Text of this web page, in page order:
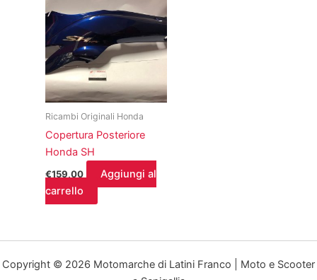
Ricambi Originali Honda
Copertura Posteriore
Honda SH
€159,00
Aggiungi al
carrello
Copyright © 2026 Motomarche di Latini Franco | Moto e Scooter